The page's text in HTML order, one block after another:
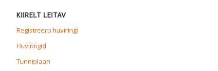
KIIRELT LEITAV
Registreeru huviringi
Huviringid
Tunniplaan